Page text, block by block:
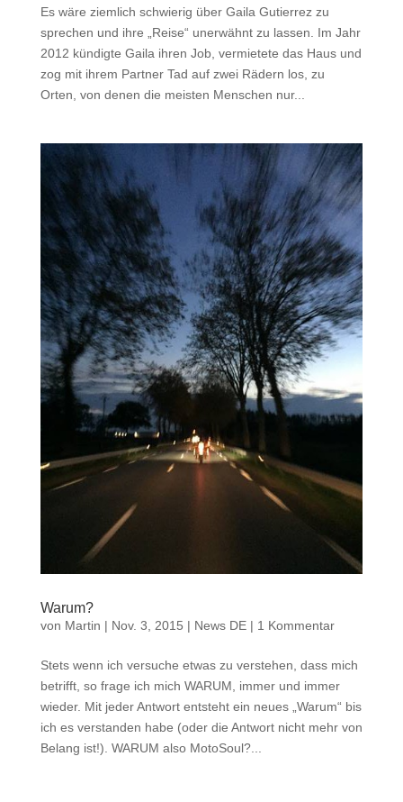
Es wäre ziemlich schwierig über Gaila Gutierrez zu
sprechen und ihre „Reise“ unerwähnt zu lassen. Im Jahr
2012 kündigte Gaila ihren Job, vermietete das Haus und
zog mit ihrem Partner Tad auf zwei Rädern los, zu
Orten, von denen die meisten Menschen nur...
Warum?
von Martin | Nov. 3, 2015 | News DE| 1 Kommentar
Stets wenn ich versuche etwas zu verstehen, dass mich
betrifft, so frage ich mich WARUM, immer und immer
wieder. Mit jeder Antwort entsteht ein neues „Warum“ bis
ich es verstanden habe (oder die Antwort nicht mehr von
Belang ist!). WARUM also MotoSoul?...